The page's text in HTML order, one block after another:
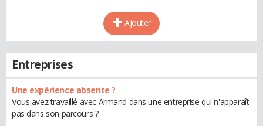
Ajouter
Entreprises
Une expérience absente ?
Vous avez travaillé avec Armand dans une entreprise qui n'apparaît
pas dans son parcours ?